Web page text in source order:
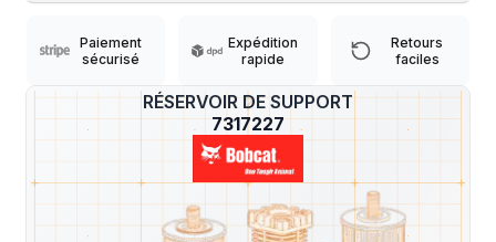
?
RÉSERVOIR DE SUPPORT
7317227
Paiement
sécurisé
Expédition
rapide
Retours
faciles
Machines compatibles
Expédition et Retours